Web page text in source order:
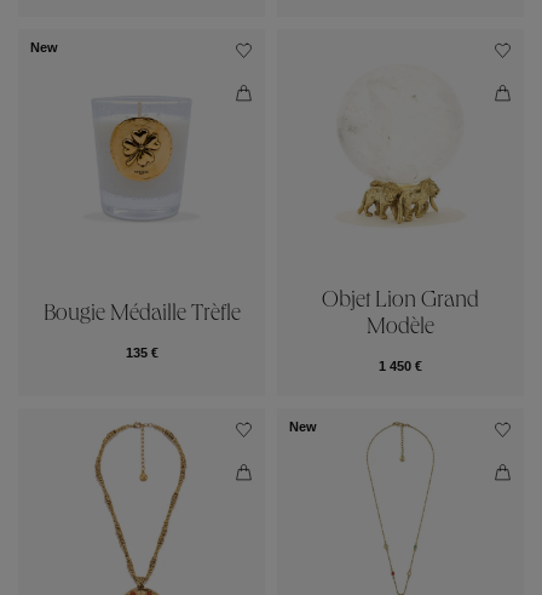
New
Bougie Médaille Trèfle
135 €
Objet Lion Grand
Modèle
1 450 €
New